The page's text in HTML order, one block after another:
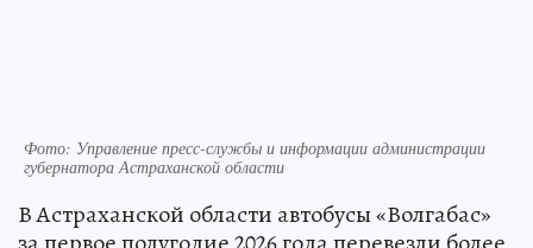
Фото: Управление пресс-службы и информации администрации
губернатора Астраханской области
В Астраханской области автобусы «Волгабас»